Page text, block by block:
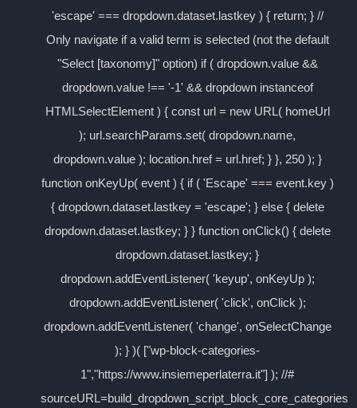
'escape' === dropdown.dataset.lastkey ) { return; } //
Only navigate if a valid term is selected (not the default
"Select [taxonomy]" option) if ( dropdown.value &&
dropdown.value !== '-1' && dropdown instanceof
HTMLSelectElement ) { const url = new URL( homeUrl
); url.searchParams.set( dropdown.name,
dropdown.value ); location.href = url.href; } }, 250 ); }
function onKeyUp( event ) { if ( 'Escape' === event.key )
{ dropdown.dataset.lastkey = 'escape'; } else { delete
dropdown.dataset.lastkey; } } function onClick() { delete
dropdown.dataset.lastkey; }
dropdown.addEventListener( 'keyup', onKeyUp );
dropdown.addEventListener( 'click', onClick );
dropdown.addEventListener( 'change', onSelectChange
); } )( ["wp-block-categories-
1","https://www.insiemeperlaterra.it"] ); //#
sourceURL=build_dropdown_script_block_core_categories